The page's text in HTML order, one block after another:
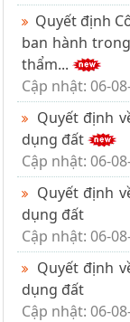
Quyết định
ban hành
thẩm...
Cập nhật: 06-
Quyết định
dụng đất
Cập nhật: 06-
Quyết định
dụng đất
Cập nhật: 06-
Quyết định
dụng đất
Cập nhật: 06-